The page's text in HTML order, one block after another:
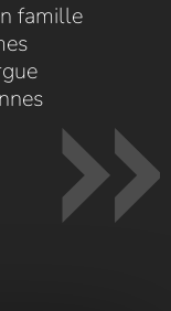
famille